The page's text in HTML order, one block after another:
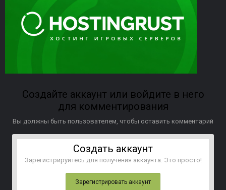
Создайте аккаунт или войдите в него
для комментирования
Вы должны быть пользователем, чтобы оставить комментарий
Создать аккаунт
Зарегистрируйтесь для получения аккаунта. Это просто!
Зарегистрировать аккаунт